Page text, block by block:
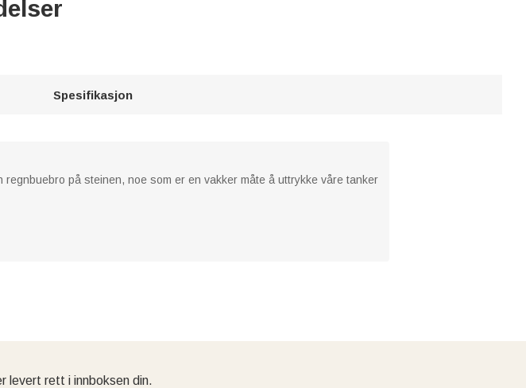
Spesifikasjon
på steinen, noe som er en vakker måte å uttrykke våre tanker
levert rett i innboksen din.